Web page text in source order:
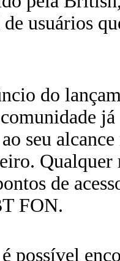
usuários
do
seu
Qualquer
de
FON.
possível